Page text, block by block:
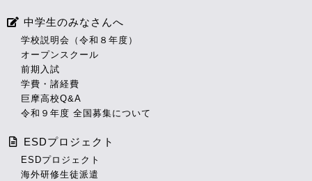
中学生のみなさんへ
学校説明会（令和８年度）
オープンスクール
前期入試
学費・諸経費
巨摩高校Q&A
令和９年度 全国募集について
ESDプロジェクト
ESDプロジェクト
海外研修生徒派遣